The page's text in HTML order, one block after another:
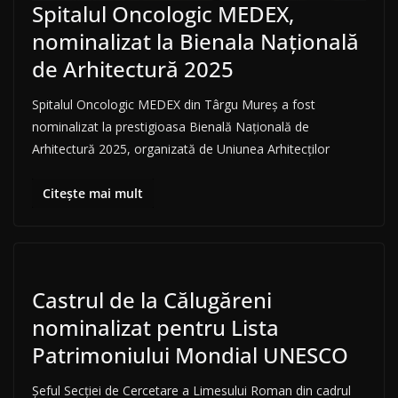
Spitalul Oncologic MEDEX,
nominalizat la Bienala Națională
de Arhitectură 2025
Spitalul Oncologic MEDEX din Târgu Mureș a fost
nominalizat la prestigioasa Bienală Națională de
Arhitectură 2025, organizată de Uniunea Arhitecților
Citește mai mult
Castrul de la Călugăreni
nominalizat pentru Lista
Patrimoniului Mondial UNESCO
Şeful Secţiei de Cercetare a Limesului Roman din cadrul